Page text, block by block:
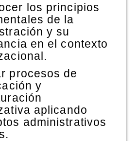
los principios
de la
y su
en el contexto
procesos de
y
aplicando
administrativos